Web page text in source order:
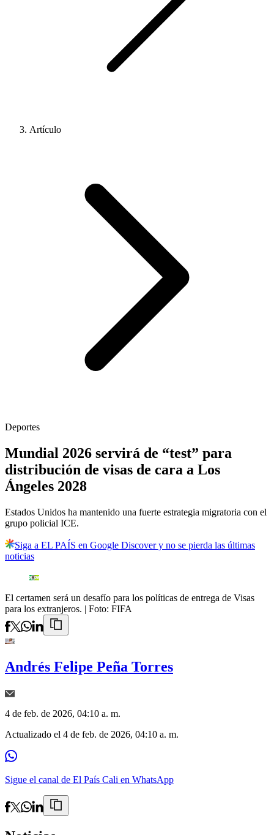
Artículo
Deportes
Mundial 2026 servirá de “test” para
distribución de visas de cara a Los
Ángeles 2028
Estados Unidos ha mantenido una fuerte estrategia migratoria con el
grupo policial ICE.
Siga a EL PAÍS en Google Discover y no se pierda las últimas
noticias
El certamen será un desafío para los políticas de entrega de Visas
para los extranjeros. | Foto: FIFA
Andrés Felipe Peña Torres
4 de feb. de 2026, 04:10 a. m.
Actualizado el 4 de feb. de 2026, 04:10 a. m.
Sigue el canal de El País Cali en WhatsApp